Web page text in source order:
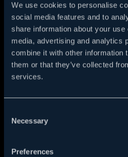
We use cookies to personalise
social media features and to
share information about your
media, advertising and analytics
combine it with other information
them or that they’ve collected
services.
Selection
Necessary
Preferences
12:00 08 / 08
EMODŽI FILM
Džin, emodži sa višestrukim
na putovanje sa ciljem da
emodži.
NAPRAVI PODSETNIK